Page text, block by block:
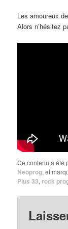
Les amoureux
Alors n’hésitez
Ce contenu a été
Neoprog, et
Plus 33, rock